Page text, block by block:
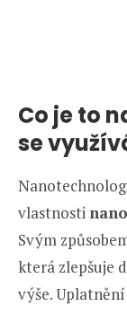
Co je to
se
vlastnosti
Svým
která zlepšuje
výše.